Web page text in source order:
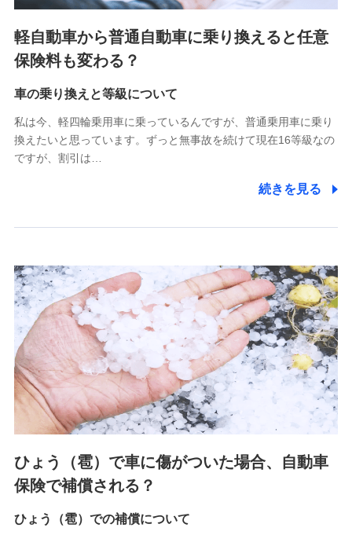
スマートプラス少額短期保険株式会社
チューリッヒ少額短期保険株式会社
(https://www.zurichssi.co.jp/)
(https://www.tokiomarine-x.co.jp/)
(https://pshoken.co.jp/)
リトルファミリー少額短期保険株式会社
(https://www.littlefamily-ssi.com/)
郵便、電話、およびＥメール等により、当社と取引のあるも
た維持管理等の委託業務遂行のため、またそれらに付帯、関
連する当社および提携会社のサービスを案内、提供するため
（なお、当社は複数の保険会社と取引があり、取得した個人
情報を取引のある他の保険会社の商品・サービスをご提案す
るために利用させていただくことがあります。）
上記に係る連絡・手続き・管理等付帯業務を行うため
3.セミナー募集サイトから取得した個人情報
各種セミナーの案内、開催のため
上記に係る連絡・手続き・管理等付帯業務を行うため
4.家族・友達紹介にて取得した個人情報
被紹介者への連絡、及び当社と取引のあるもしくは委託を受
けている保険会社・提携会社の保険その他に関する情報を提
供し、金融商品等の契約を勧奨するため
アンケートやキャンペーン等の実施のため
軽自動車から普通自動車に乗り換えると任意
保険料も変わる？
車の乗り換えと等級について
私は今、軽四輪乗用車に乗っているんですが、普通乗用車に乗り
換えたいと思っています。ずっと無事故を続けて現在16等級なの
ですが、割引は…
続きを見る
ひょう（雹）で車に傷がついた場合、自動車
保険で補償される？
ひょう（雹）での補償について